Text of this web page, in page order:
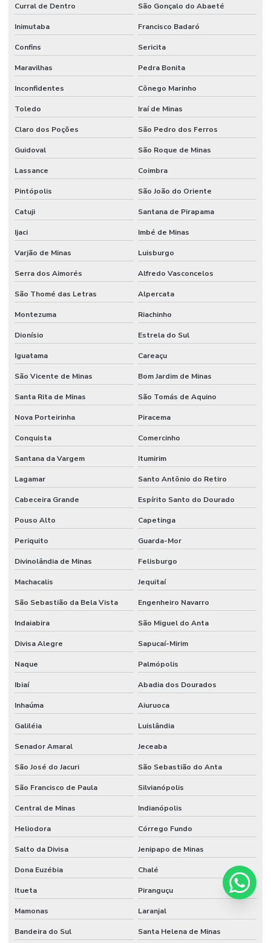
Curral de Dentro São Gonçalo do Abaeté
Inimutaba Francisco Badaró
Confins Sericita
Maravilhas Pedra Bonita
Inconfidentes Cônego Marinho
Toledo Iraí de Minas
Claro dos Poções São Pedro dos Ferros
Guidoval São Roque de Minas
Lassance Coimbra
Pintópolis São João do Oriente
Catuji Santana de Pirapama
Ijaci Imbé de Minas
Varjão de Minas Luisburgo
Serra dos Aimorés Alfredo Vasconcelos
São Thomé das Letras Alpercata
Montezuma Riachinho
Dionísio Estrela do Sul
Iguatama Careaçu
São Vicente de Minas Bom Jardim de Minas
Santa Rita de Minas São Tomás de Aquino
Nova Porteirinha Piracema
Conquista Comercinho
Santana da Vargem Itumirim
Lagamar Santo Antônio do Retiro
Cabeceira Grande Espírito Santo do Dourado
Pouso Alto Capetinga
Periquito Guarda-Mor
Divinolândia de Minas Felisburgo
Machacalis Jequitaí
São Sebastião da Bela Vista Engenheiro Navarro
Indaiabira São Miguel do Anta
Divisa Alegre Sapucaí-Mirim
Naque Palmópolis
Ibiaí Abadia dos Dourados
Inhaúma Aiuruoca
Galiléia Luislândia
Senador Amaral Jeceaba
São José do Jacuri São Sebastião do Anta
São Francisco de Paula Silvianópolis
Central de Minas Indianópolis
Heliodora Córrego Fundo
Salto da Divisa Jenipapo de Minas
Dona Euzébia Chalé
Itueta Piranguçu
Mamonas Laranjal
Bandeira do Sul Santa Helena de Minas